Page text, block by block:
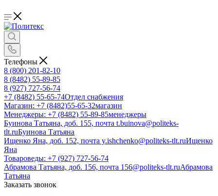
Телефоны
8 (800) 201-82-10
8 (8482) 55-89-85
8 (927) 727-56-74
+7 (8482) 55-65-74Отдел снабжения
Магазин: +7 (8482)55-65-32магазин
Менеджеры: +7 (8482) 55-89-85менеджеры
Буинова Татьяна, доб. 155, почта t.buinova@politeks-
tlt.ruБуинова Татьяна
Ищенко Яна, доб. 152, почта y.ishchenko@politeks-tlt.ruИщенко
Яна
Товароведы: +7 (927) 727-56-74
Абрамова Татьяна, доб. 156, почта 156@politeks-tlt.ruАбрамова
Татьяна
Заказать звонок